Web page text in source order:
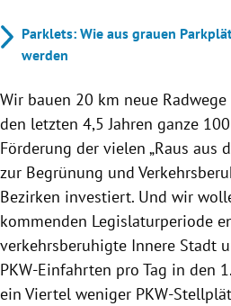
Parklets: Wie aus grauen
werden
Wir bauen 20 km neue Radwege
den letzten 4,5 Jahren ganze
Förderung der vielen „Raus aus
zur Begrünung und
Bezirken investiert. Und wir
kommenden Legislaturperiode
verkehrsberuhigte Innere Stadt
PKW-Einfahrten pro Tag in den
ein Viertel weniger PKW-